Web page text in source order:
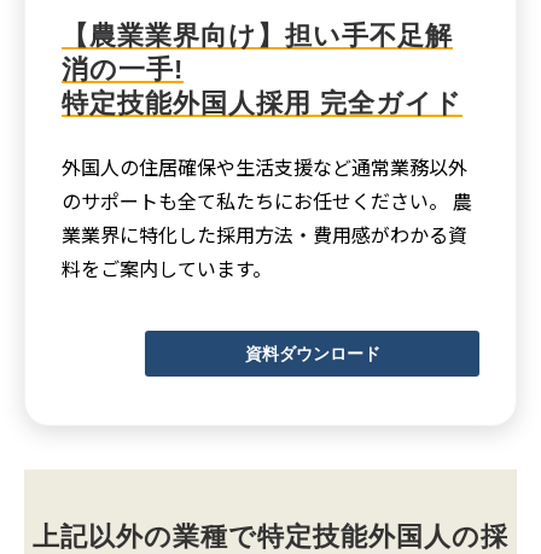
【農業業界向け】担い手不足解
消の一手!
特定技能外国人採用 完全ガイド
外国人の住居確保や生活支援など通常業務以外
のサポートも全て私たちにお任せください。 農
業業界に特化した採用方法・費用感がわかる資
料をご案内しています。
資料ダウンロード
上記以外の業種で特定技能外国人の採